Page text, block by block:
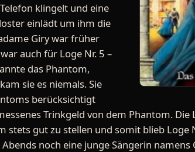
klingelt und eine
einlädt um ihm die
Giry war früher
auch für Loge Nr. 5 –
das Phantom,
sie es niemals. Sie
berücksichtigt
Trinkgeld von dem Phantom. Die
stets gut zu stellen und somit blieb Loge
noch eine junge Sängerin namens